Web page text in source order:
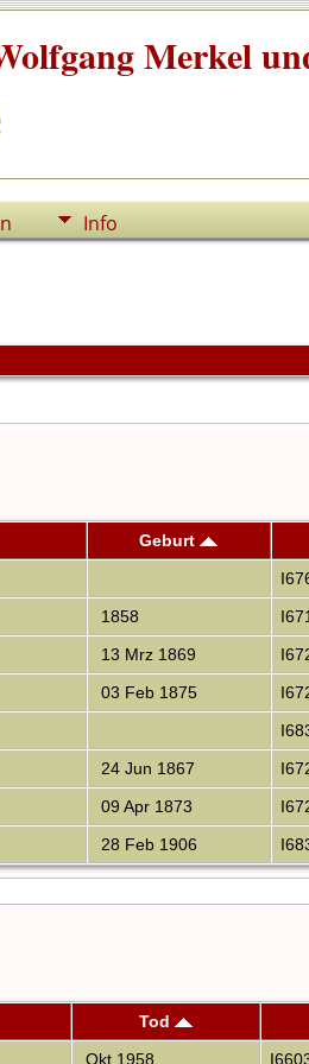
Merkel
Info
Geburt
1858
13 Mrz 1869
03 Feb 1875
24 Jun 1867
09 Apr 1873
28 Feb 1906
Tod
Okt 1958